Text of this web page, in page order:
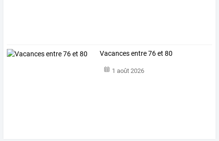
Vacances entre 76 et 80
1 août 2026